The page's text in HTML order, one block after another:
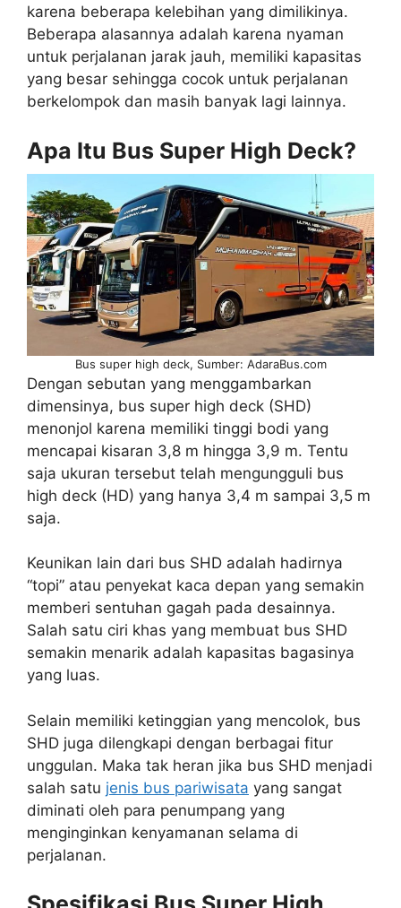
karena beberapa kelebihan yang dimilikinya.
Beberapa alasannya adalah karena nyaman
untuk perjalanan jarak jauh, memiliki kapasitas
yang besar sehingga cocok untuk perjalanan
berkelompok dan masih banyak lagi lainnya.
Apa Itu Bus Super High Deck?
Bus super high deck, Sumber: AdaraBus.com
Dengan sebutan yang menggambarkan
dimensinya, bus super high deck (SHD)
menonjol karena memiliki tinggi bodi yang
mencapai kisaran 3,8 m hingga 3,9 m. Tentu
saja ukuran tersebut telah mengungguli bus
high deck (HD) yang hanya 3,4 m sampai 3,5 m
saja.
Keunikan lain dari bus SHD adalah hadirnya
“topi” atau penyekat kaca depan yang semakin
memberi sentuhan gagah pada desainnya.
Salah satu ciri khas yang membuat bus SHD
semakin menarik adalah kapasitas bagasinya
yang luas.
Selain memiliki ketinggian yang mencolok, bus
SHD juga dilengkapi dengan berbagai fitur
unggulan. Maka tak heran jika bus SHD menjadi
salah satu jenis bus pariwisata yang sangat
diminati oleh para penumpang yang
menginginkan kenyamanan selama di
perjalanan.